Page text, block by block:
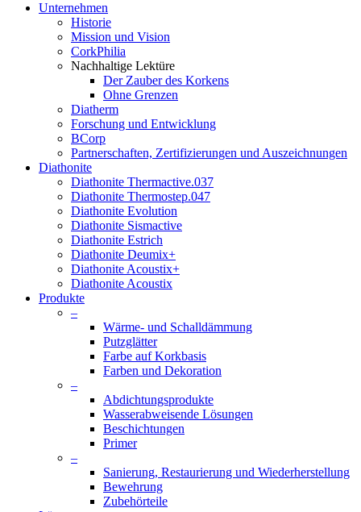
Unternehmen
Historie
Mission und Vision
CorkPhilia
Nachhaltige Lektüre
Der Zauber des Korkens
Ohne Grenzen
Diatherm
Forschung und Entwicklung
BCorp
Partnerschaften, Zertifizierungen und Auszeichnungen
Diathonite
Diathonite Thermactive.037
Diathonite Thermostep.047
Diathonite Evolution
Diathonite Sismactive
Diathonite Estrich
Diathonite Deumix+
Diathonite Acoustix+
Diathonite Acoustix
Produkte
–
Wärme- und Schalldämmung
Putzglätter
Farbe auf Korkbasis
Farben und Dekoration
–
Abdichtungsprodukte
Wasserabweisende Lösungen
Beschichtungen
Primer
–
Sanierung, Restaurierung und Wiederherstellung
Bewehrung
Zubehörteile